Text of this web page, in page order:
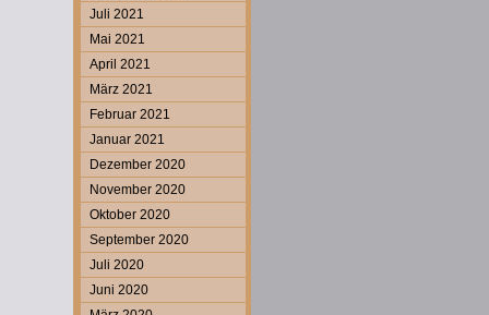
Juli 2021
Mai 2021
April 2021
März 2021
Februar 2021
Januar 2021
Dezember 2020
November 2020
Oktober 2020
September 2020
Juli 2020
Juni 2020